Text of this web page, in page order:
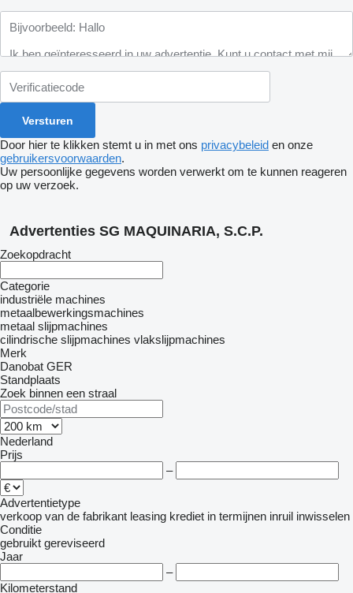
Door hier te klikken stemt u in met ons privacybeleid en onze
gebruikersvoorwaarden.
Uw persoonlijke gegevens worden verwerkt om te kunnen reageren
op uw verzoek.
Advertenties SG MAQUINARIA, S.C.P.
Zoekopdracht
Categorie
industriële machines
metaalbewerkingsmachines
metaal slijpmachines
cilindrische slijpmachines vlakslijpmachines
Merk
Danobat GER
Standplaats
Zoek binnen een straal
Nederland
Prijs
–
Advertentietype
verkoop van de fabrikant leasing krediet in termijnen inruil inwisselen
Conditie
gebruikt gereviseerd
Jaar
–
Kilometerstand